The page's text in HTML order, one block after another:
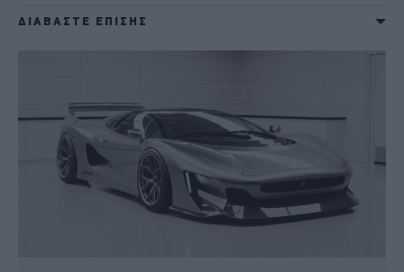
ΔΙΑΒΑΣΤΕ ΕΠΙΣΗΣ